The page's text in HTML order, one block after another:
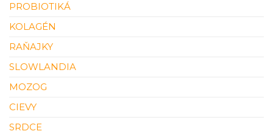
PROBIOTIKÁ
KOLAGÉN
RAŇAJKY
SLOWLANDIA
MOZOG
CIEVY
SRDCE